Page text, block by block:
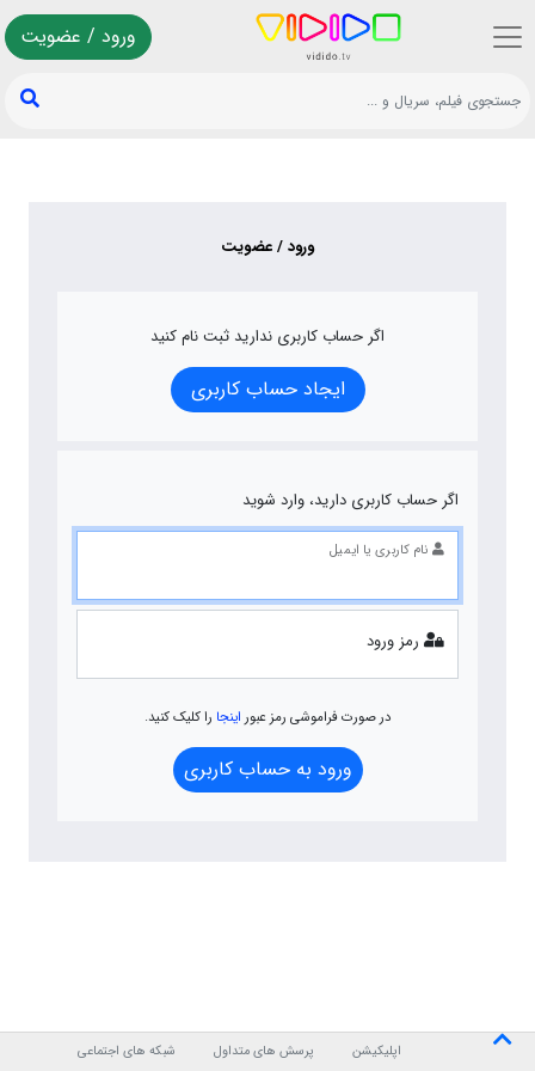
ورود / عضویت
ورود / عضویت
اگر حساب کاربری ندارید ثبت نام کنید
ایجاد حساب کاربری
اگر حساب کاربری دارید، وارد شوید
نام کاربری یا ایمیل
رمز ورود
در صورت فراموشی رمز عبور اینجا را کلیک کنید.
ورود به حساب کاربری
اپلیکیشن پرسش های متداول شبکه های اجتماعی